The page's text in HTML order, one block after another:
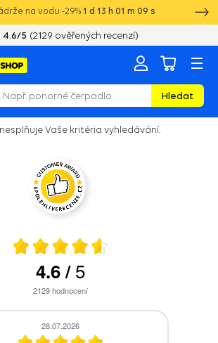
na vodu -29% 1 d 13 h 01 m 09 s
4.6/5 (2129 ověřených recenzí)
Hledat
Vaše kritéria vyhledávání.
4.6/5
2129hodnocení
28.07.2026